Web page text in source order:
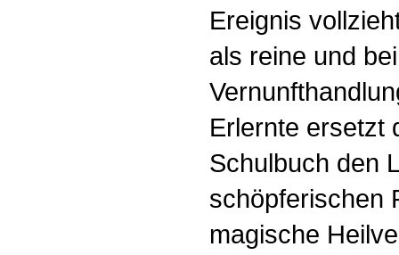
Ereignis
als reine und
Erlernte ersetzt
Schulbuch den
schöpferischen
magische